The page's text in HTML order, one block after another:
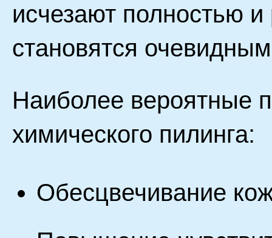
исчезают полностью
становятся
Наиболее вероятные
химического пилинга:
Обесцвечивание